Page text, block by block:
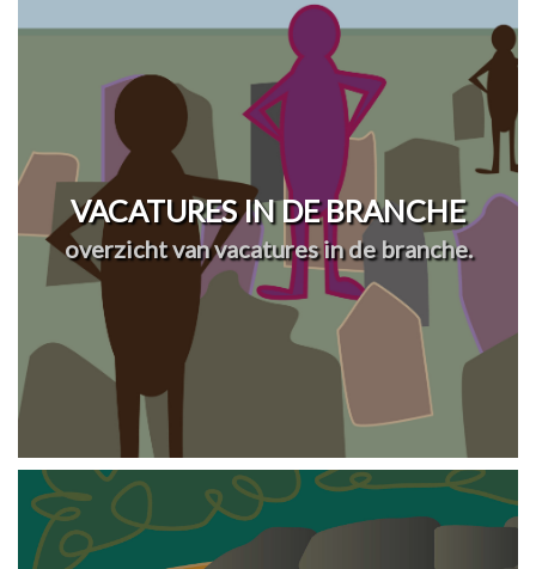
VACATURES IN DE BRANCHE
overzicht van vacatures in de branche.